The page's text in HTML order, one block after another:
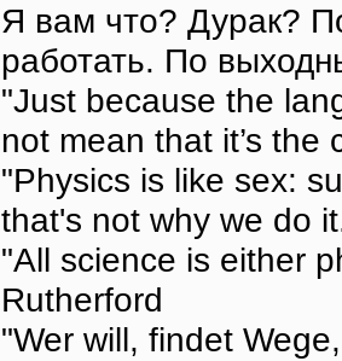
Я вам что? Дурак?
работать. По
"Just because the
not mean that it’s the
"Physics is like sex:
that's not why we do
"All science is either
Rutherford
"Wer will, findet